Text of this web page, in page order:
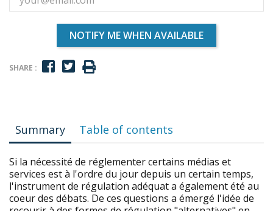
NOTIFY ME WHEN AVAILABLE
SHARE :
Summary Table of contents
Si la nécessité de réglementer certains médias et
services est à l'ordre du jour depuis un certain temps,
l'instrument de régulation adéquat a également été au
coeur des débats. De ces questions a émergé l'idée de